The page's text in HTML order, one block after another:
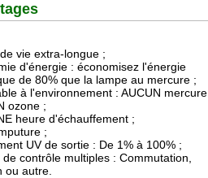
vie extra-longue ;
d'énergie : économisez l'énergie
de 80% que la lampe au mercure ;
à l'environnement : AUCUN mercure.
ozone ;
heure d'échauffement ;
;
UV de sortie : De 1% à 100% ;
de contrôle multiples : Commutation,
ou autre.